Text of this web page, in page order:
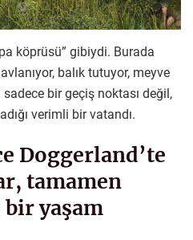
köprüsü” gibiydi. Burada
balık tutuyor, meyve
sadece bir geçiş noktası değil,
verimli bir vatandı.
Doggerland’te
tamamen
bir yaşam